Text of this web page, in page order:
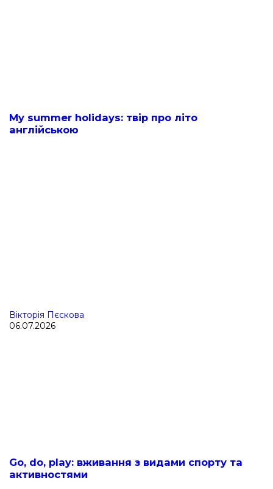
My summer holidays: твір про літо
англійською
Вікторія Пєскова
06.07.2026
Go, do, play: вживання з видами спорту та
активностями